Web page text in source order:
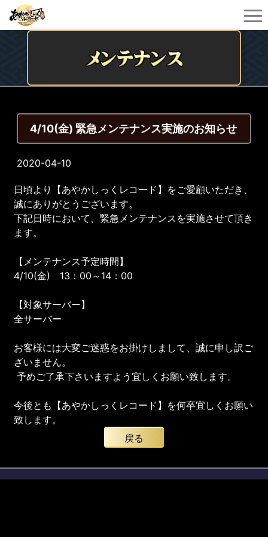
4/10(金) 緊急メンテナンス実施のお知らせ
2020-04-10
日頃より【あやかしっくレコード】をご愛顧いただき、
誠にありがとうございます。
下記日時において、緊急メンテナンスを実施させて頂き
ます。
【メンテナンス予定時間】
4/10(金) 13：00～14：00
【対象サーバー】
全サーバー
お客様には大変ご迷惑をお掛けしまして、誠に申し訳ご
ざいません。
予めご了承下さいますよう宜しくお願い致します。
今後とも【あやかしっくレコード】を何卒宜しくお願い
致します。
戻る